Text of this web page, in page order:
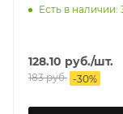
Есть в наличии:
128.10 руб./шт.
183руб. -30%